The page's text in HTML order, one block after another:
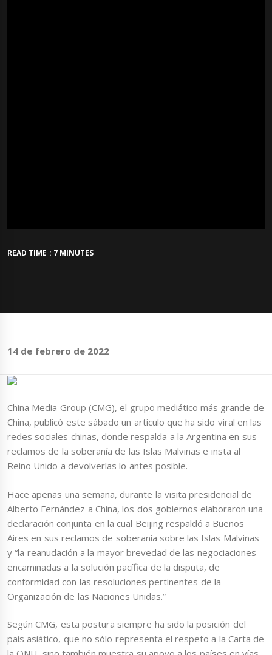
READ TIME : 7 MINUTES
14 de febrero de 2022
China Media Group (CMG), el grupo mediático más grande de
China, publicó este sábado un artículo que ha sido viral en las
redes sociales chinas, donde respalda a la Argentina en sus
reclamos de la soberanía de las Islas Malvinas e insta al
Reino Unido a devolverlas lo antes posible.
Hace apenas una semana, durante la visita presidencial de
Alberto Fernández a China, los dos gobiernos elaboraron una
declaración conjunta en la cual Beijing respaldó a Buenos
Aires en sus reclamos de soberanía sobre las Islas Malvinas
y “la reanudación a la mayor brevedad de las negociaciones
encaminadas a la solución pacífica de la disputa, de
conformidad con las resoluciones pertinentes de la
Organización de las Naciones Unidas.”
Según CMG, esta postura siempre ha sido la posición del
país asiático, que no sólo representa el respeto a la Carta de